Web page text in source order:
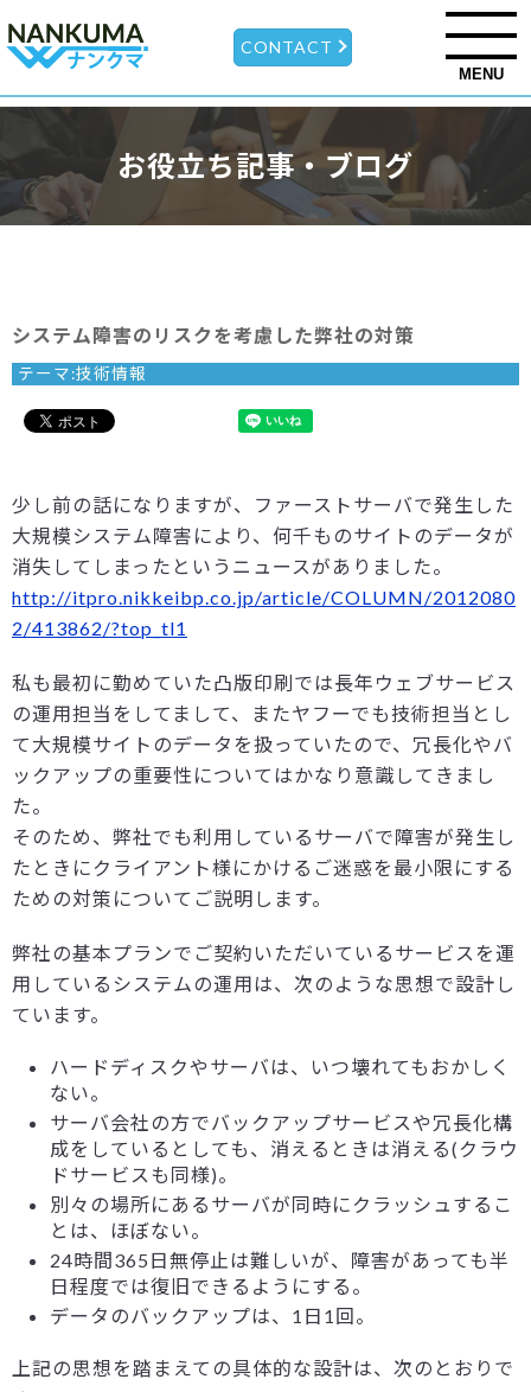
CONTACT
MENU
お役立ち記事・ブログ
システム障害のリスクを考慮した弊社の対策
テーマ:技術情報
少し前の話になりますが、ファーストサーバで発生した
大規模システム障害により、何千ものサイトのデータが
消失してしまったというニュースがありました。
http://itpro.nikkeibp.co.jp/article/COLUMN/2012080
2/413862/?top_tl1
私も最初に勤めていた凸版印刷では長年ウェブサービス
の運用担当をしてまして、またヤフーでも技術担当とし
て大規模サイトのデータを扱っていたので、冗長化やバ
ックアップの重要性についてはかなり意識してきまし
た。
そのため、弊社でも利用しているサーバで障害が発生し
たときにクライアント様にかけるご迷惑を最小限にする
ための対策についてご説明します。
弊社の基本プランでご契約いただいているサービスを運
用しているシステムの運用は、次のような思想で設計し
ています。
ハードディスクやサーバは、いつ壊れてもおかしく
ない。
サーバ会社の方でバックアップサービスや冗長化構
成をしているとしても、消えるときは消える(クラウ
ドサービスも同様)。
別々の場所にあるサーバが同時にクラッシュするこ
とは、ほぼない。
24時間365日無停止は難しいが、障害があっても半
日程度では復旧できるようにする。
データのバックアップは、1日1回。
上記の思想を踏まえての具体的な設計は、次のとおりで